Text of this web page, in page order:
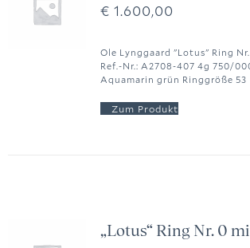
€ 1.600,00
Ole Lynggaard "Lotus" Ring
Ref.-Nr.: A2708-407 4g 750/
Aquamarin grün Ringgröße 53
„Lotus“ Ring Nr. 0